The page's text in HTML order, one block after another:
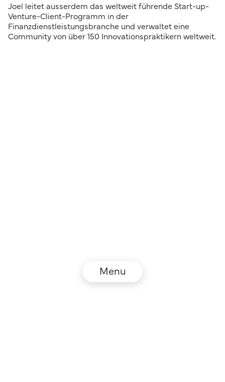
Menu
Joel leitet ausserdem das weltweit führende Start-up-
Venture-Client-Programm in der
Finanzdienstleistungsbranche und verwaltet eine
Community von über 150 Innovationspraktikern weltweit.